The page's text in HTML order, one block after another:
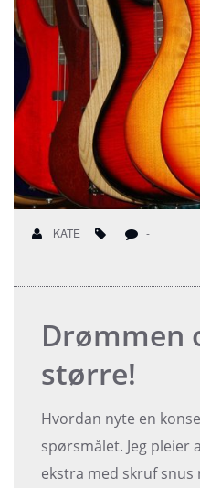
KATE -
Drømmen
større!
Hvordan nyte en
spørsmålet. Jeg pleier
ekstra med skruf snus